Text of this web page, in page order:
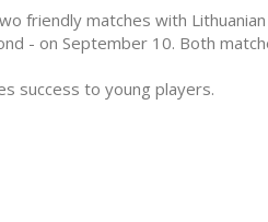
friendly matches with
- on September 10. Both
success to young players.